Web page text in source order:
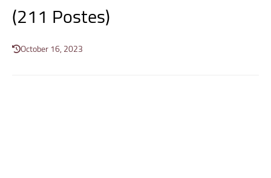
(211 Postes)
October 16, 2023